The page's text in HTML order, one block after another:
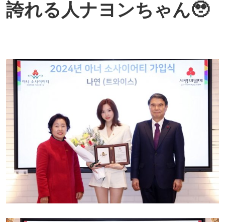
誇れる人ナヨンちゃん🥹